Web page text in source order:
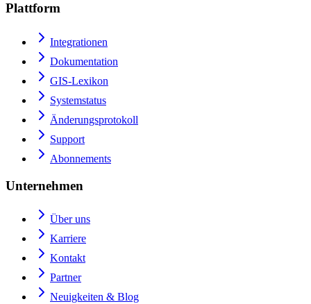
Plattform
Integrationen
Dokumentation
GIS-Lexikon
Systemstatus
Änderungsprotokoll
Support
Abonnements
Unternehmen
Über uns
Karriere
Kontakt
Partner
Neuigkeiten & Blog